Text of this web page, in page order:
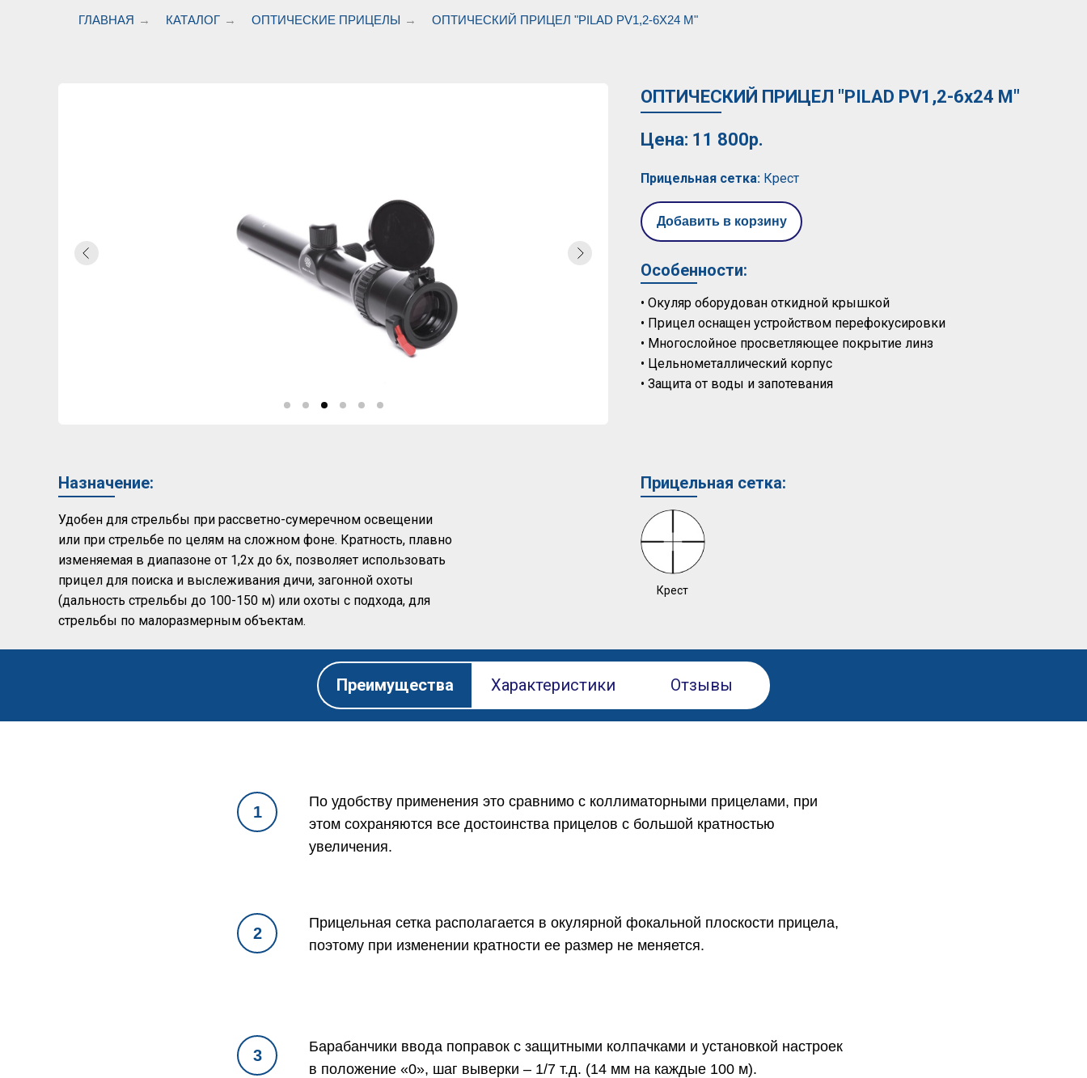
ГЛАВНАЯ → КАТАЛОГ → ОПТИЧЕСКИЕ ПРИЦЕЛЫ → ОПТИЧЕСКИЙ ПРИЦЕЛ "PILAD РV1,2-6X24 M"
ОПТИЧЕСКИЙ ПРИЦЕЛ "PILAD РV1,2-6x24 M"
Добавить в корзину
Особенности:
• Окуляр оборудован откидной крышкой
• Прицел оснащен устройством перефокусировки
• Многослойное просветляющее покрытие линз
• Цельнометаллический корпус
• Защита от воды и запотевания
Цена: 11 800р.
Прицельная сетка: Крест
Назначение: Прицельная сетка:
Крест
Удобен для стрельбы при рассветно-сумеречном освещении
или при стрельбе по целям на сложном фоне. Кратность, плавно
изменяемая в диапазоне от 1,2х до 6х, позволяет использовать
прицел для поиска и выслеживания дичи, загонной охоты
(дальность стрельбы до 100-150 м) или охоты с подхода, для
стрельбы по малоразмерным объектам.
Преимущества Характеристики Отзывы
По удобству применения это сравнимо с коллиматорными прицелами, при
этом сохраняются все достоинства прицелов с большой кратностью
увеличения.
Прицельная сетка располагается в окулярной фокальной плоскости прицела,
поэтому при изменении кратности ее размер не меняется.
Барабанчики ввода поправок с защитными колпачками и установкой настроек
в положение «0», шаг выверки – 1/7 т.д. (14 мм на каждые 100 м).
1
2
3